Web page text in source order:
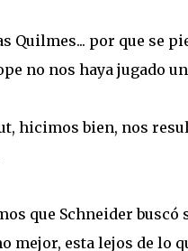
Quilmes... por que se
no nos haya jugado
hicimos bien, nos
que Schneider
mejor, esta lejos de lo